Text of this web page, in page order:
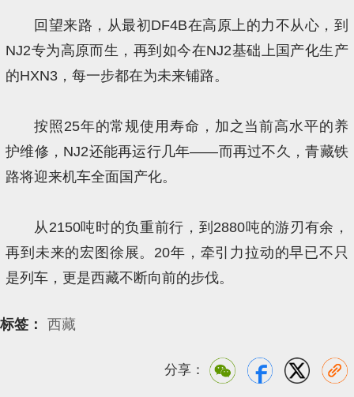
回望来路，从最初DF4B在高原上的力不从心，到
NJ2专为高原而生，再到如今在NJ2基础上国产化生产
的HXN3，每一步都在为未来铺路。
按照25年的常规使用寿命，加之当前高水平的养
护维修，NJ2还能再运行几年——而再过不久，青藏铁
路将迎来机车全面国产化。
从2150吨时的负重前行，到2880吨的游刃有余，
再到未来的宏图徐展。20年，牵引力拉动的早已不只
是列车，更是西藏不断向前的步伐。
标签： 西藏
分享：